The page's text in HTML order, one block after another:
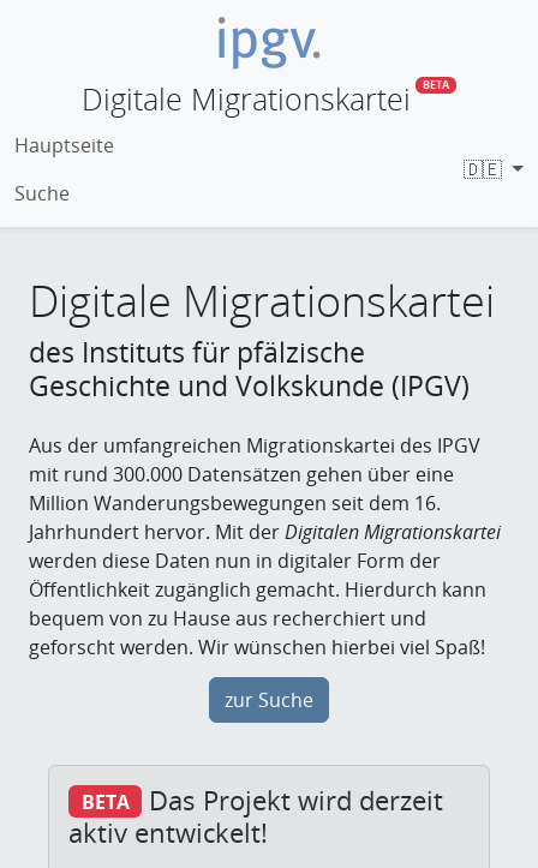
Digitale Migrationskartei BETA
Hauptseite
Suche
🇩🇪
Digitale Migrationskartei
des Instituts für pfälzische
Geschichte und Volkskunde (IPGV)
Aus der umfangreichen Migrationskartei des IPGV
mit rund 300.000 Datensätzen gehen über eine
Million Wanderungsbewegungen seit dem 16.
Jahrhundert hervor. Mit derDigitalen Migrationskartei
werden diese Daten nun in digitaler Form der
Öffentlichkeit zugänglich gemacht. Hierdurch kann
bequem von zu Hause aus recherchiert und
geforscht werden. Wir wünschen hierbei viel Spaß!
zur Suche
BETA
Das Projekt wird derzeit
aktiv entwickelt!